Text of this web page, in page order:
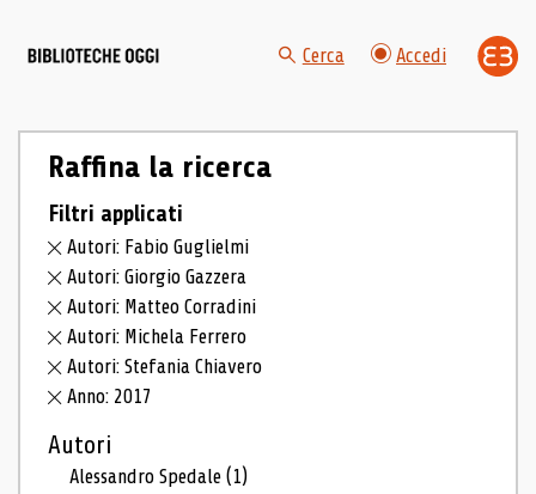
Cerca Accedi
Raffina la ricerca
Filtri applicati
Autori: Fabio Guglielmi
Autori: Giorgio Gazzera
Autori: Matteo Corradini
Autori: Michela Ferrero
Autori: Stefania Chiavero
Anno: 2017
Autori
Alessandro Spedale(1)